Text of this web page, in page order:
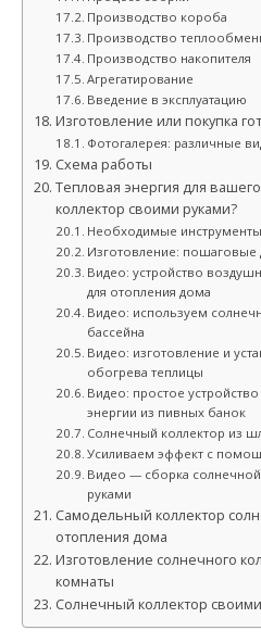
Производство короба
Производство
Производство накопителя
Агрегатирование
Введение в эксплуатацию
Изготовление или покупка
Фотогалерея: различные
Схема работы
Тепловая энергия для
коллектор своими руками?
Необходимые
Изготовление: пошаговые
Видео: устройство
для отопления дома
Видео: используем
бассейна
Видео: изготовление и
обогрева теплицы
Видео: простое
энергии из пивных банок
Солнечный коллектор из
Усиливаем эффект с
Видео — сборка
руками
Самодельный коллектор
отопления дома
Изготовление солнечного
комнаты
Солнечный коллектор